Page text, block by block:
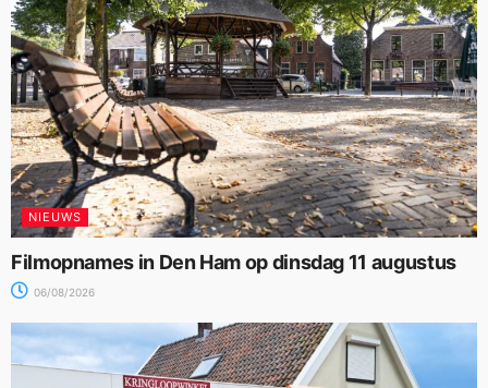
NIEUWS
Filmopnames in Den Ham op dinsdag 11 augustus
06/08/2026